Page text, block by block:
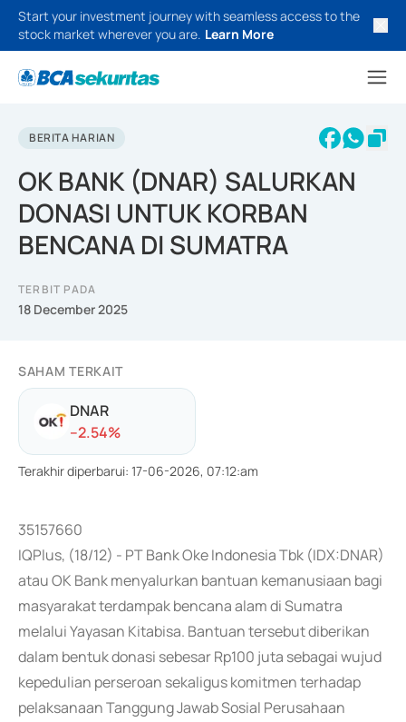
Start your investment journey with seamless access to the
stock market wherever you are. Learn More
BERITA HARIAN
OK BANK (DNAR) SALURKAN
DONASI UNTUK KORBAN
BENCANA DI SUMATRA
TERBIT PADA
18 December 2025
SAHAM TERKAIT
DNAR
--2.54%
Terakhir diperbarui: 17-06-2026, 07:12:am
35157660
IQPlus, (18/12) - PT Bank Oke Indonesia Tbk (IDX:DNAR)
atau OK Bank menyalurkan bantuan kemanusiaan bagi
masyarakat terdampak bencana alam di Sumatra
melalui Yayasan Kitabisa. Bantuan tersebut diberikan
dalam bentuk donasi sebesar Rp100 juta sebagai wujud
kepedulian perseroan sekaligus komitmen terhadap
pelaksanaan Tanggung Jawab Sosial Perusahaan